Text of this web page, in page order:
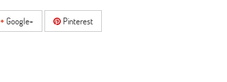
Google+ Pinterest